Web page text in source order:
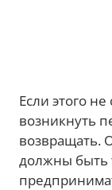
Если этого
возникнуть
возвращать.
должны быть